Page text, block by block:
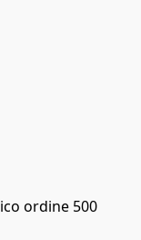
ordine 500